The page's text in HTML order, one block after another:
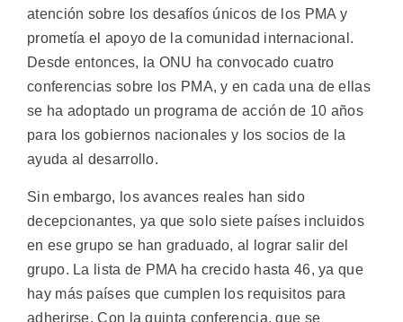
atención sobre los desafíos únicos de los PMA y
prometía el apoyo de la comunidad internacional.
Desde entonces, la ONU ha convocado cuatro
conferencias sobre los PMA, y en cada una de ellas
se ha adoptado un programa de acción de 10 años
para los gobiernos nacionales y los socios de la
ayuda al desarrollo.
Sin embargo, los avances reales han sido
decepcionantes, ya que solo siete países incluidos
en ese grupo se han graduado, al lograr salir del
grupo. La lista de PMA ha crecido hasta 46, ya que
hay más países que cumplen los requisitos para
adherirse. Con la quinta conferencia, que se